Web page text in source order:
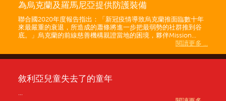
為烏克蘭及羅馬尼亞提供防護裝備
聯合國2020年度報告指出：「新冠疫情導致烏克蘭推面臨數十年
來最嚴重的衰退，所造成的蕭條將進一步把最弱勢的社群推到谷
底。」烏克蘭的前線慈善機構親證當地的困境，夥伴Mission...
閱讀更多 ...
敘利亞兒童失去了的童年
...